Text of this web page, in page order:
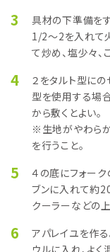
3
具材の下準備を
1/2～2を入れて
て炒め、塩少々、
4
２をタルト型にの
型を使用する場
から敷くとよい。
※生地がやわらか
を行うこと。
5
４の底にフォー
ブンに入れて約
クーラーなどの
6
アパレイユを作る
ウルに入れ、よく